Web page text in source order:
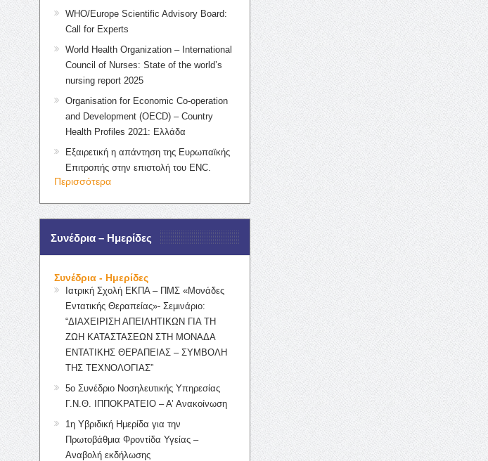
WHO/Europe Scientific Advisory Board:
Call for Experts
World Health Organization – International
Council of Nurses: State of the world’s
nursing report 2025
Organisation for Economic Co-operation
and Development (OECD) – Country
Health Profiles 2021: Ελλάδα
Εξαιρετική η απάντηση της Ευρωπαϊκής
Επιτροπής στην επιστολή του ENC.
Περισσότερα
Συνέδρια – Ημερίδες
Συνέδρια - Ημερίδες
Ιατρική Σχολή ΕΚΠΑ – ΠΜΣ «Μονάδες
Εντατικής Θεραπείας»- Σεμινάριο:
“ΔΙΑΧΕΙΡΙΣΗ ΑΠΕΙΛΗΤΙΚΩΝ ΓΙΑ ΤΗ
ΖΩΗ ΚΑΤΑΣΤΑΣΕΩΝ ΣΤΗ ΜΟΝΑΔΑ
ΕΝΤΑΤΙΚΗΣ ΘΕΡΑΠΕΙΑΣ – ΣΥΜΒΟΛΗ
ΤΗΣ ΤΕΧΝΟΛΟΓΙΑΣ”
5ο Συνέδριο Νοσηλευτικής Υπηρεσίας
Γ.Ν.Θ. ΙΠΠΟΚΡΑΤΕΙΟ – Α’ Ανακοίνωση
1η Υβριδική Ημερίδα για την
Πρωτοβάθμια Φροντίδα Υγείας –
Αναβολή εκδήλωσης